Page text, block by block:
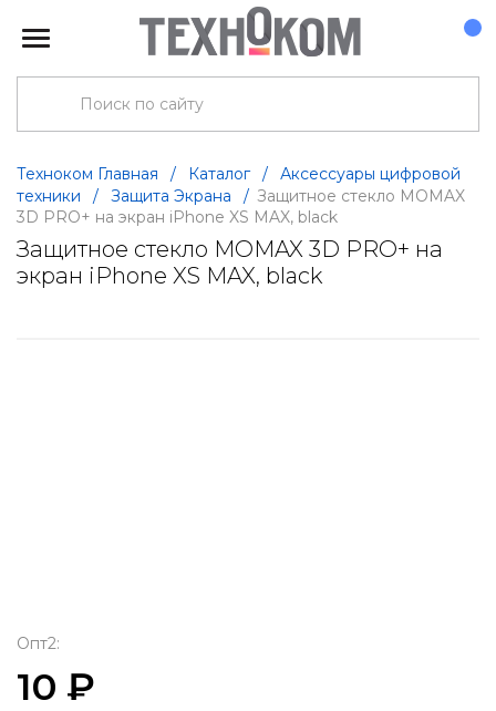
Техноком Главная / Каталог /
Аксессуары цифровой
техники
/ Защита Экрана / Защитное стекло MOMAX
3D PRO+ на экран iPhone XS MAX, black
Защитное стекло MOMAX 3D PRO+ на
экран iPhone XS MAX, black
Опт2:
10 ₽